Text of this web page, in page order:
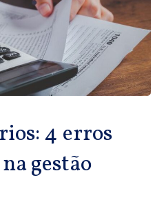
4 erros
gestão